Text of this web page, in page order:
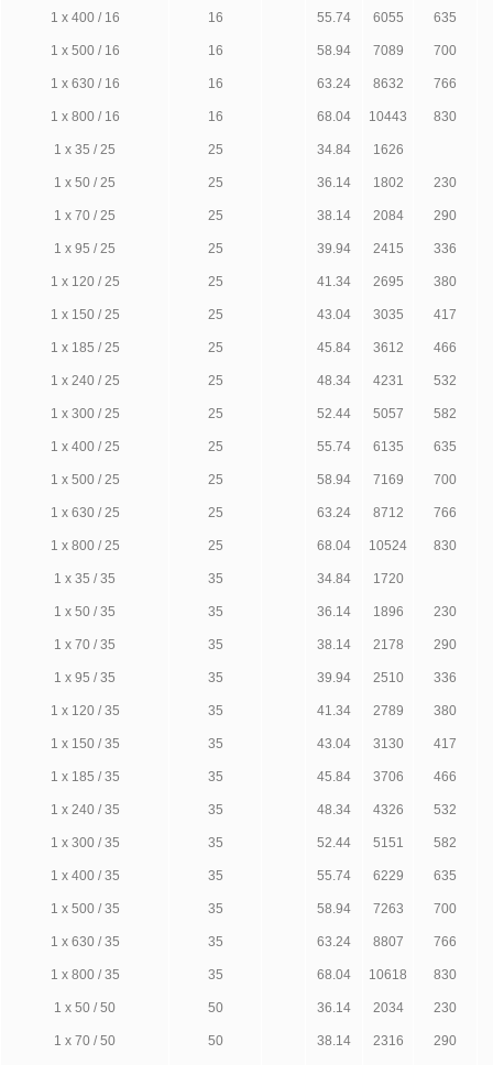
1 х 400 / 16 16 55.74 6055 635
1 х 500 / 16 16 58.94 7089 700
1 х 630 / 16 16 63.24 8632 766
1 х 800 / 16 16 68.04 10443 830
1 х 35 / 25 25 34.84 1626
1 х 50 / 25 25 36.14 1802 230
1 х 70 / 25 25 38.14 2084 290
1 х 95 / 25 25 39.94 2415 336
1 х 120 / 25 25 41.34 2695 380
1 х 150 / 25 25 43.04 3035 417
1 х 185 / 25 25 45.84 3612 466
1 х 240 / 25 25 48.34 4231 532
1 х 300 / 25 25 52.44 5057 582
1 х 400 / 25 25 55.74 6135 635
1 х 500 / 25 25 58.94 7169 700
1 х 630 / 25 25 63.24 8712 766
1 х 800 / 25 25 68.04 10524 830
1 х 35 / 35 35 34.84 1720
1 х 50 / 35 35 36.14 1896 230
1 х 70 / 35 35 38.14 2178 290
1 х 95 / 35 35 39.94 2510 336
1 х 120 / 35 35 41.34 2789 380
1 х 150 / 35 35 43.04 3130 417
1 х 185 / 35 35 45.84 3706 466
1 х 240 / 35 35 48.34 4326 532
1 х 300 / 35 35 52.44 5151 582
1 х 400 / 35 35 55.74 6229 635
1 х 500 / 35 35 58.94 7263 700
1 х 630 / 35 35 63.24 8807 766
1 х 800 / 35 35 68.04 10618 830
1 х 50 / 50 50 36.14 2034 230
1 х 70 / 50 50 38.14 2316 290